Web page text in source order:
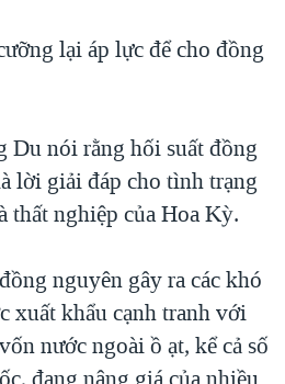
lại áp lực để cho đồng
Du nói rằng hối suất đồng
lời giải đáp cho tình trạng
thất nghiệp của Hoa Kỳ.
nguyên gây ra các khó
xuất khẩu cạnh tranh với
nước ngoài ồ ạt, kể cả số